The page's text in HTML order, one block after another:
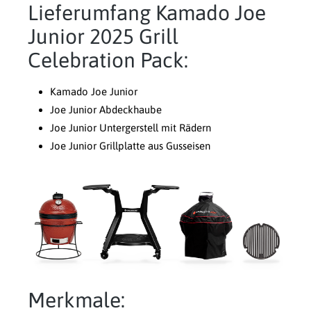
Lieferumfang Kamado Joe
Junior 2025 Grill
Celebration Pack:
Kamado Joe Junior
Joe Junior Abdeckhaube
Joe Junior Untergerstell mit Rädern
Joe Junior Grillplatte aus Gusseisen
Merkmale: